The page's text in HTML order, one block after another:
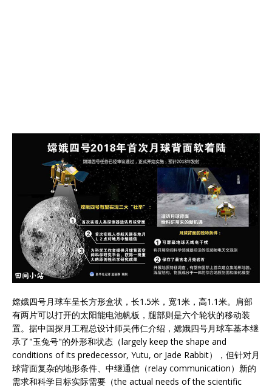
嫦娥四号月球车呈长方形盒状，长1.5米，宽1米，高1.1米。肩部
有两片可以打开的太阳能电池帆板，腿部则是六个轮状的移动装
置。据中国探月工程总设计师吴伟仁介绍，嫦娥四号月球车基本继
承了"玉兔号"的外形和状态（largely keep the shape and
conditions of its predecessor, Yutu, or Jade Rabbit），但针对月
球背面复杂的地形条件、中继通信（relay communication）新的
需求和科学目标实际需要（the actual needs of the scientific